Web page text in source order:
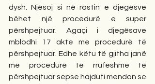
dysh. Njësoj si në rastin e djegësve
bëhet një procedurë e super
përshpejtuar. Agaçi i djegësave
mblodhi 17 akte me procedurë të
përshpejtuar. Edhe këtu të gjitha janë
më procedurë të rrufeshme të
përshpejtuar sepse hajduti mendon se